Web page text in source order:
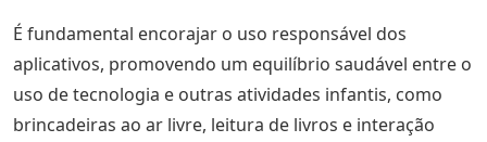
É fundamental encorajar o uso responsável dos
aplicativos, promovendo um equilíbrio saudável entre o
uso de tecnologia e outras atividades infantis, como
brincadeiras ao ar livre, leitura de livros e interação